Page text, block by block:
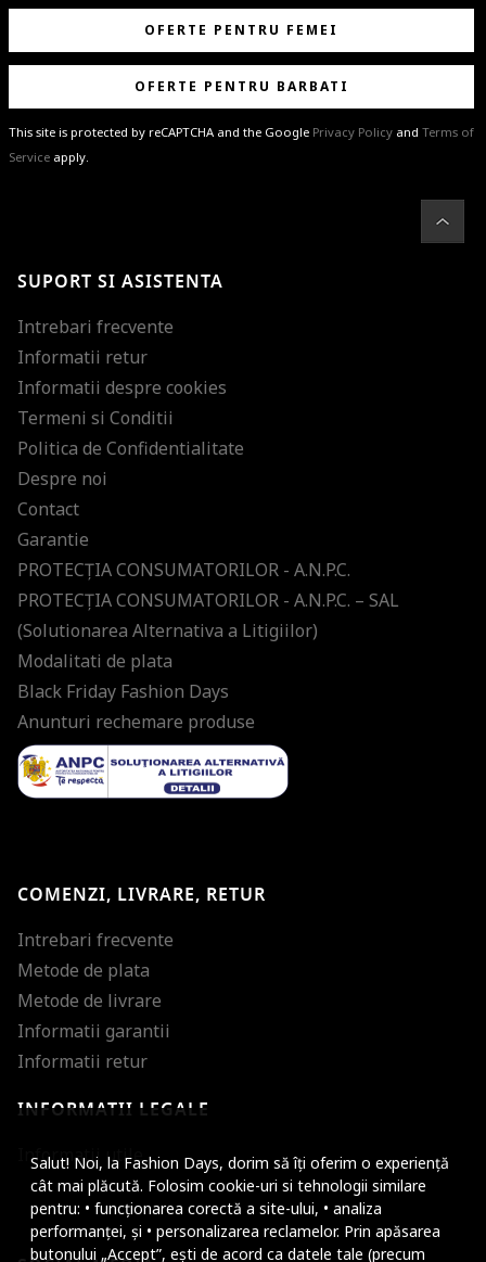
Salut! Noi, la Fashion Days, dorim să îți oferim o experiență
cât mai plăcută. Folosim cookie-uri si tehnologii similare
pentru: • funcționarea corectă a site-ului, • analiza
performanței, și • personalizarea reclamelor. Prin apăsarea
butonului „Accept”, ești de acord ca datele tale (precum
OFERTE PENTRU FEMEI
OFERTE PENTRU BARBATI
This site is protected by reCAPTCHA and the Google Privacy Policy and Terms of
Service apply.
%email%
ultimele tendinte in moda!
SUPORT SI ASISTENTA
Intrebari frecvente
Informatii retur
Informatii despre cookies
Termeni si Conditii
Politica de Confidentialitate
Despre noi
Contact
Garantie
PROTECŢIA CONSUMATORILOR - A.N.P.C.
PROTECŢIA CONSUMATORILOR - A.N.P.C. – SAL
(Solutionarea Alternativa a Litigiilor)
Modalitati de plata
Black Friday Fashion Days
Anunturi rechemare produse
COMENZI, LIVRARE, RETUR
Intrebari frecvente
Metode de plata
Metode de livrare
Informatii garantii
Informatii retur
INFORMATII LEGALE
Informatii utile
Micsoreaza
Mareste spatierea